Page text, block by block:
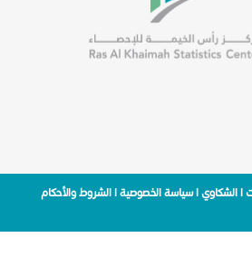
|الشكاوي|سياسة الخصوصية|الشروط والأحكام